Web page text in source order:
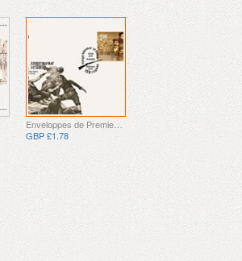
GBP £1.78